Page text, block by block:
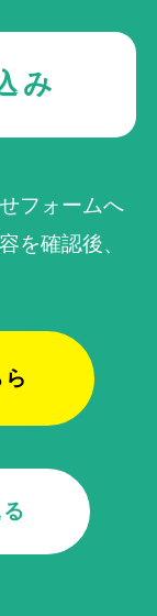
み
フォームへ
を確認後、